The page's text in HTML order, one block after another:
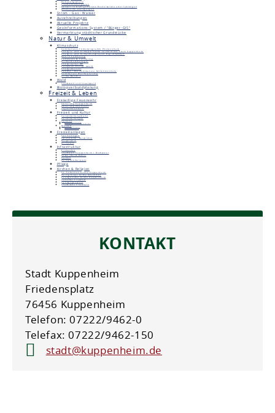
Bebauungspläne
Flächennutzungsplan
Aktuell in Kraft getretene Bauleitpläne oder Satzungen
Öffentliche Auslegungen
Strom - Gas - Wasser
Ausschreibungen
Aktuelle Projekte
Geoinformations-System / "Bürger-GIS"
Vermarktung städtischer Grundstücke
Natur & Umwelt
Klimaschutz
Kommunales Förderprogramm Photovoltaik
Energie- und klimapolitische Leitbild der Stadt Kuppenheim
Energie- und Klimaschutzprojekt RegioENERGIE
Deer E-Carsharing
Ladesäule & Carsharing
Klimaschutzmanager
Energieatlas BW
European Energy Award
Energiebericht
Pendla - die kommunale Mitfahrzentrale
Kommunale Wärmeplanung
Klima-Bündnis
Wald
Stadtwald und Staatswald
Biotopverbundplanung
Freizeit & Leben
Freiwillige Feuerwehr
Abteilung Kuppenheim
Abteilung Oberndorf
Jugendfeuerwehr
Freizeit und Kultur
Veranstaltungshalle
Veranstaltungen
Vereine
Vereinsförderung
Belegungs- und Spielpläne
Museen
Unimog-Museum
Heimatmuseum
Freizeitanlagen
Sportanlagen
Spielplätze, Bolzplätze
Bürgerpark
Grillplatz
Infrastruktur
Einkaufen
Stadtplan Kuppenheim / Bischweier
ÖPNV (Bus & Bahn)
Parken
Reisigsammelplatz
Pflege
Kirchen & Religion
St. Sebastian Kirche Kuppenheim
Heilig Kreuz Kirche Oberndorf
Evangelische Kirche Kuppenheim
Jüdischer Friedhof
Synagogenplatz
Städtische Friedhöfe
KONTAKT
Stadt Kuppenheim
Friedensplatz
76456 Kuppenheim
Telefon: 07222/9462-0
Telefax: 07222/9462-150
stadt@kuppenheim.de